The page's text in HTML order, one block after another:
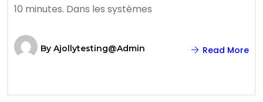
10 minutes. Dans les systèmes
By Ajollytesting@admin Read More